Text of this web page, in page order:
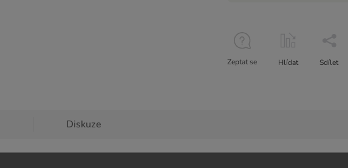
Zeptat se Hlídat Sdílet
Diskuze